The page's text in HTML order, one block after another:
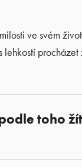
ve svém
lehkostí
toho